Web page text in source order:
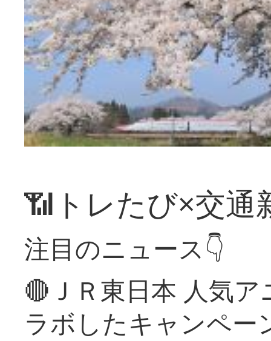
📶トレたび×交通
注目のニュース👇
🔴ＪＲ東日本 人気
ラボしたキャンペー